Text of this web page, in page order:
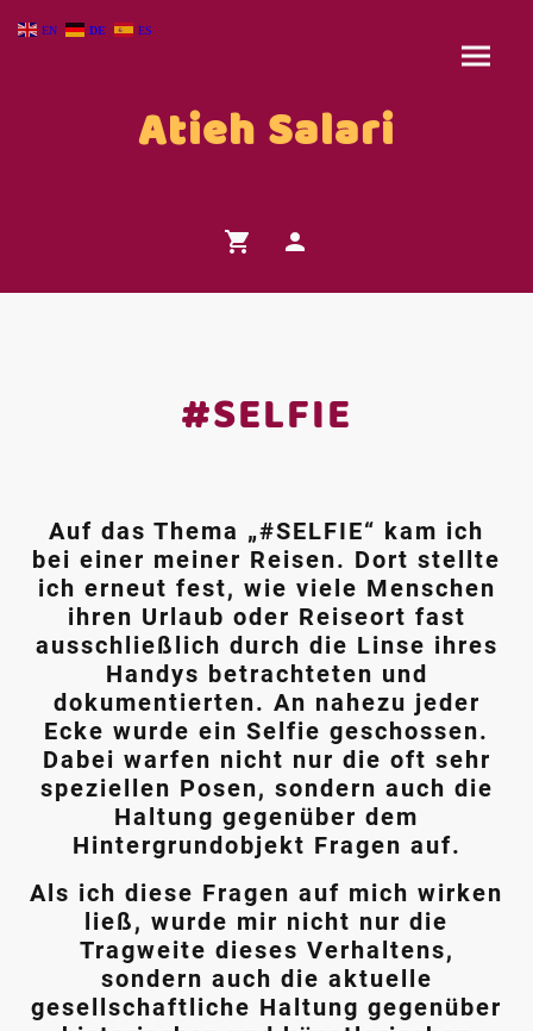
Atieh Salari
#SELFIE
Auf das Thema „#SELFIE“ kam ich
bei einer meiner Reisen. Dort stellte
ich erneut fest, wie viele Menschen
ihren Urlaub oder Reiseort fast
ausschließlich durch die Linse ihres
Handys betrachteten und
dokumentierten. An nahezu jeder
Ecke wurde ein Selfie geschossen.
Dabei warfen nicht nur die oft sehr
speziellen Posen, sondern auch die
Haltung gegenüber dem
Hintergrundobjekt Fragen auf.
Als ich diese Fragen auf mich wirken
ließ, wurde mir nicht nur die
Tragweite dieses Verhaltens,
sondern auch die aktuelle
gesellschaftliche Haltung gegenüber
EN DE ES